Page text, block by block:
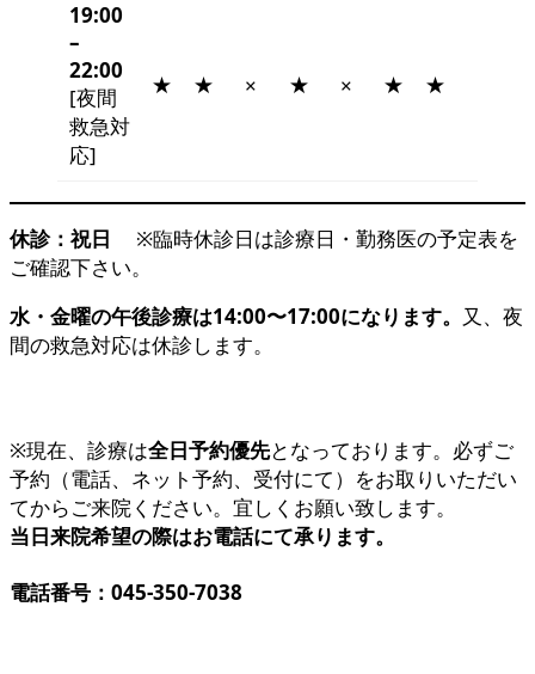
19:00
–
22:00
[夜間
救急対
応]
★ ★ × ★ × ★ ★
休診：祝日 ※臨時休診日は診療日・勤務医の予定表を
ご確認下さい。
水・金曜の午後診療は14:00〜17:00になります。 又、夜
間の救急対応は休診します。
※現在、診療は全日予約優先となっております。必ずご
予約（電話、ネット予約、受付にて）をお取りいただい
てからご来院ください。宜しくお願い致します。
当日来院希望の際はお電話にて承ります。
電話番号：045-350-7038